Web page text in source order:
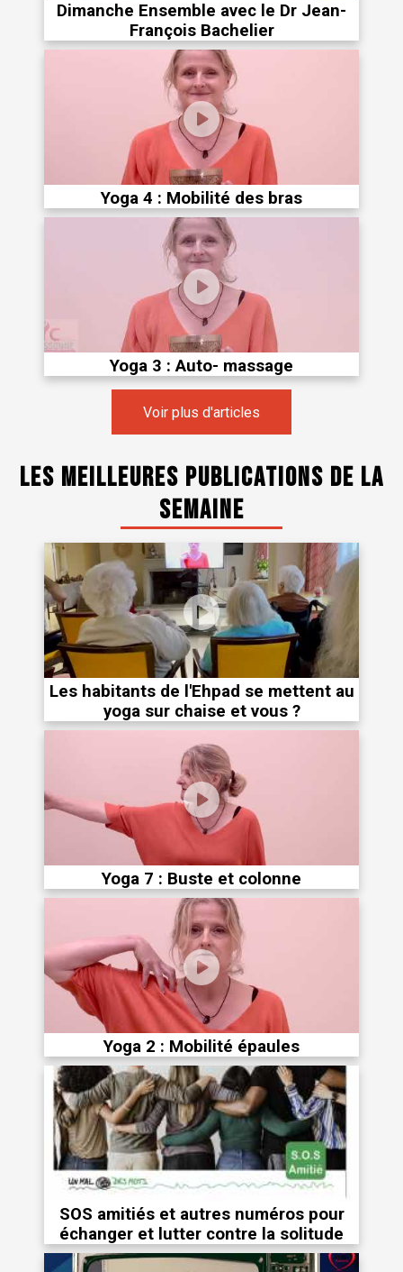
Dimanche Ensemble avec le Dr Jean-
François Bachelier
Yoga 4 : Mobilité des bras
Yoga 3 : Auto- massage
Voir plus d'articles
Les meilleures publications de la
semaine
Les habitants de l'Ehpad se mettent au
yoga sur chaise et vous ?
Yoga 7 : Buste et colonne
Yoga 2 : Mobilité épaules
SOS amitiés et autres numéros pour
échanger et lutter contre la solitude